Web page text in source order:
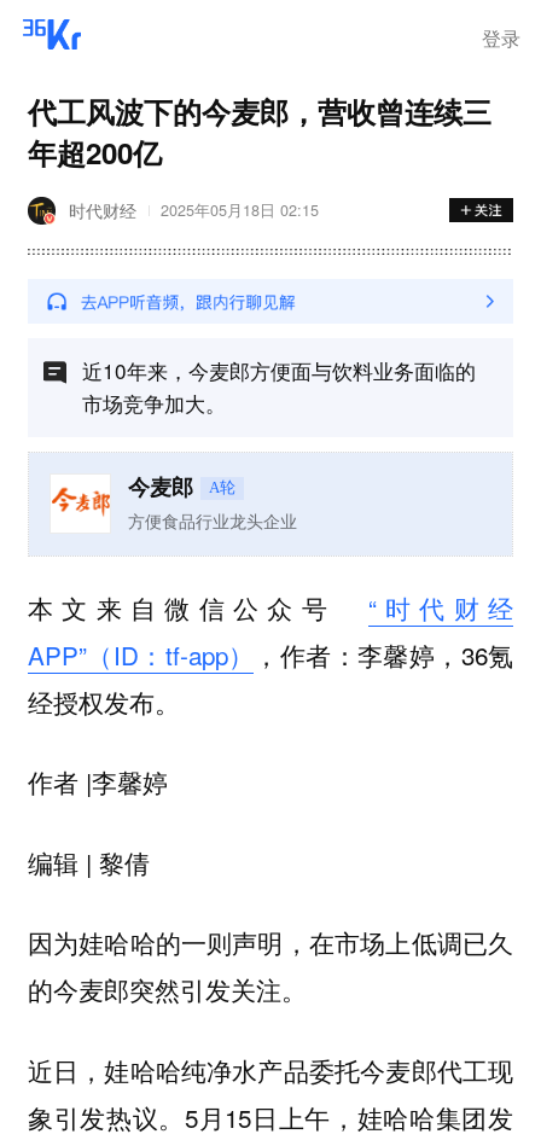
登录
代工风波下的今麦郎，营收曾连续三
年超200亿
时代财经 2025年05月18日 02:15
近10年来，今麦郎方便面与饮料业务面临的
市场竞争加大。
今麦郎 A轮
方便食品行业龙头企业
本文来自微信公众号 “时代财经
APP”（ID：tf-app）
，作者：李馨婷，36氪
经授权发布。
作者 |李馨婷
编辑 | 黎倩
因为娃哈哈的一则声明，在市场上低调已久
的今麦郎突然引发关注。
近日，娃哈哈纯净水产品委托今麦郎代工现
象引发热议。5月15日上午，娃哈哈集团发